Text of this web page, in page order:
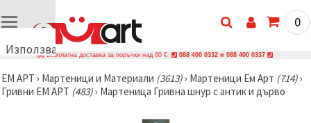
Използваме
🍪
Използваме
0
Безплатна доставка за поръчки над 60 € 088 400 0332 и 088 400 0337
ЕМ АРТ › Мартеници и Материали (3613)› Мартеници Ем Арт (714)›
Гривни ЕМ АРТ (483)› Мартеница Гривна шнур с антик и дърво